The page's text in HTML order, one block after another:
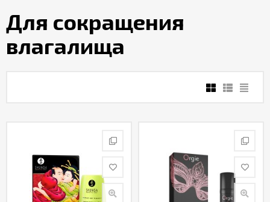
Для сокращения
влагалища